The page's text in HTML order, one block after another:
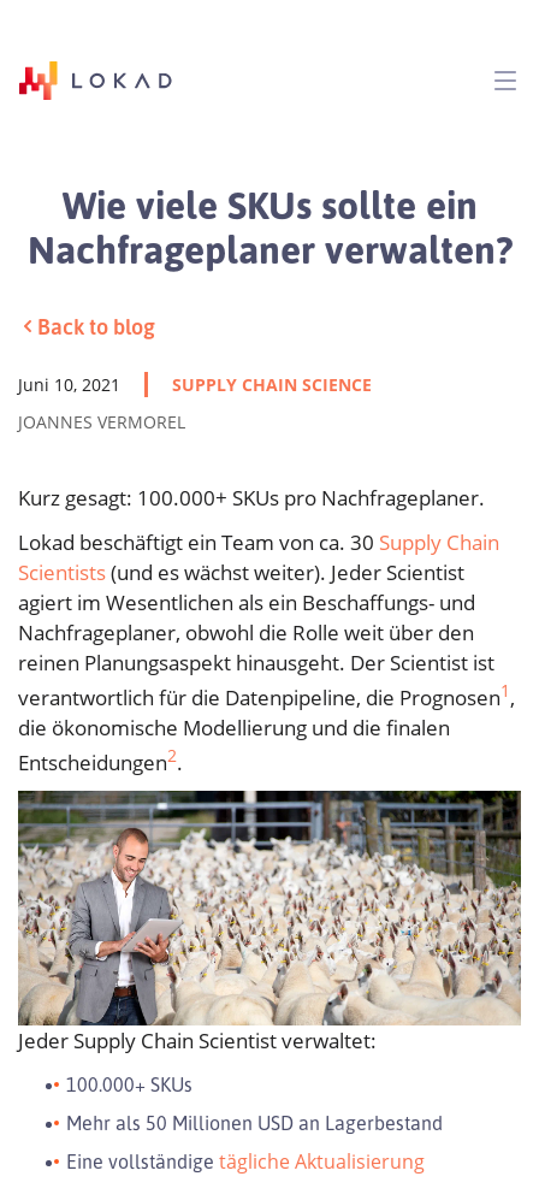
Wie viele SKUs sollte ein
Nachfrageplaner verwalten?
Back to blog
Juni 10, 2021
SUPPLY CHAIN SCIENCE
JOANNES VERMOREL
Kurz gesagt: 100.000+ SKUs pro Nachfrageplaner.
Lokad beschäftigt ein Team von ca. 30 Supply Chain
Scientists(und es wächst weiter). Jeder Scientist
agiert im Wesentlichen als ein Beschaffungs- und
Nachfrageplaner, obwohl die Rolle weit über den
reinen Planungsaspekt hinausgeht. Der Scientist ist
verantwortlich für die Datenpipeline, die Prognosen1 ,
die ökonomische Modellierung und die finalen
Entscheidungen2.
Jeder Supply Chain Scientist verwaltet:
100.000+ SKUs
Mehr als 50 Millionen USD an Lagerbestand
Eine vollständige tägliche Aktualisierung